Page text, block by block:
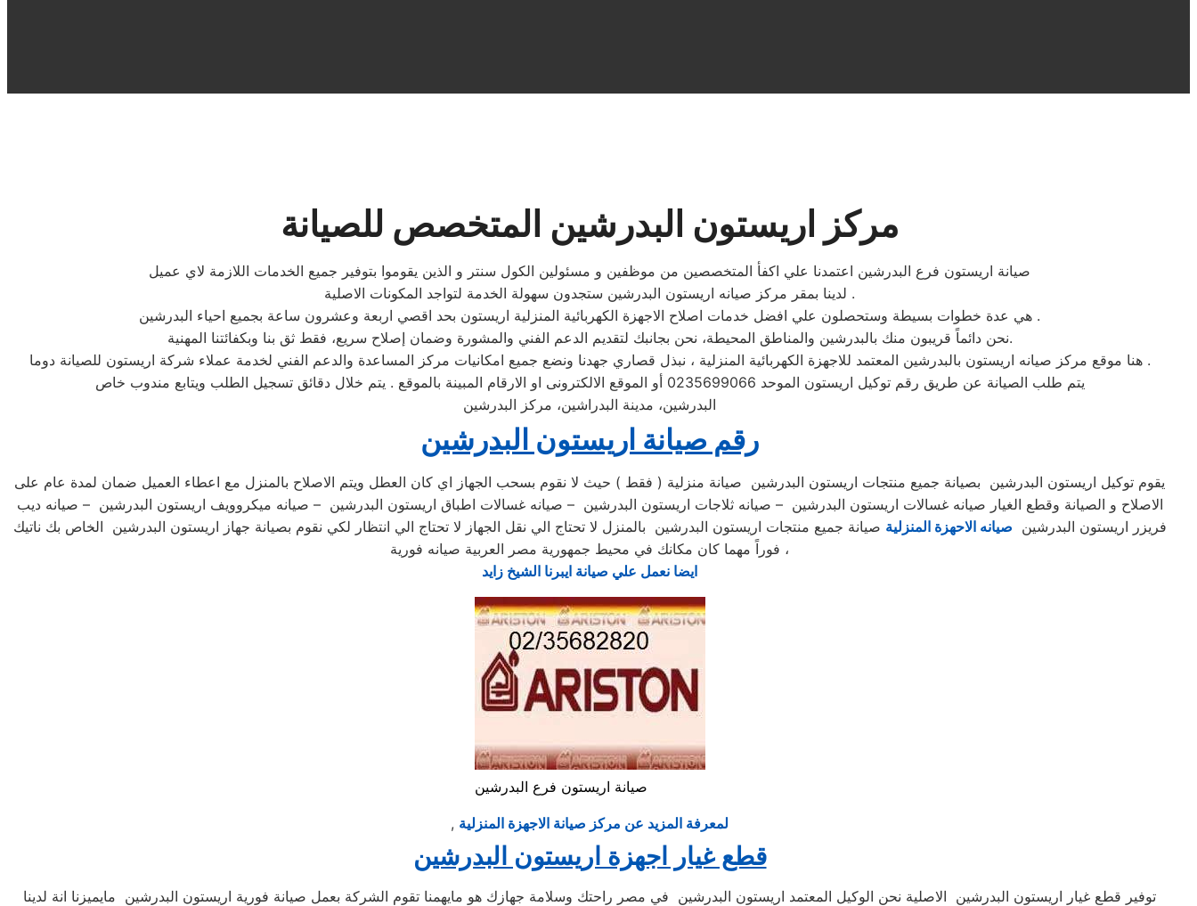
مركز اريستون البدرشين المتخصص للصيانة
صيانة اريستون فرع البدرشين اعتمدنا علي اكفأ المتخصصين من موظفين و مسئولين الكول سنتر و الذين يقوموا بتوفير جميع الخدمات اللازمة لاي عميل
لدينا بمقر مركز صيانه اريستون البدرشين ستجدون سهولة الخدمة لتواجد المكونات الاصلية .
هي عدة خطوات بسيطة وستحصلون علي افضل خدمات اصلاح الاجهزة الكهربائية المنزلية اريستون بحد اقصي اربعة وعشرون ساعة بجميع احياء البدرشين .
نحن دائماً قريبون منك بالبدرشين والمناطق المحيطة، نحن بجانبك لتقديم الدعم الفني والمشورة وضمان إصلاح سريع، فقط ثق بنا وبكفائتنا المهنية.
هنا موقع مركز صيانه اريستون بالبدرشين المعتمد للاجهزة الكهربائية المنزلية ، نبذل قصاري جهدنا ونضع جميع امكانيات مركز المساعدة والدعم الفني لخدمة عملاء شركة اريستون للصيانة دوما .
يتم طلب الصيانة عن طريق رقم توكيل اريستون الموحد 0235699066 أو الموقع الالكترونى او الارقام المبينة بالموقع . يتم خلال دقائق تسجيل الطلب ويتابع مندوب خاص
البدرشين، مدينة البدراشين، مركز البدرشين
رقم صيانة اريستون البدرشين
يقوم توكيل اريستون البدرشين بصيانة جميع منتجات اريستون البدرشين صيانة منزلية ( فقط ) حيث لا نقوم بسحب الجهاز اي كان العطل ويتم الاصلاح بالمنزل مع اعطاء العميل ضمان لمدة عام على
الاصلاح و الصيانة وقطع الغيار صيانه غسالات اريستون البدرشين – صيانه ثلاجات اريستون البدرشين – صيانه غسالات اطباق اريستون البدرشين – صيانه ميكروويف اريستون البدرشين – صيانه ديب
فريزر اريستون البدرشين صيانه الاحهزة المنزلية صيانة جميع منتجات اريستون البدرشين بالمنزل لا تحتاج الي نقل الجهاز لا تحتاج الي انتظار لكي نقوم بصيانة جهاز اريستون البدرشين الخاص بك ناتيك
فوراً مهما كان مكانك في محيط جمهورية مصر العربية صيانه فورية ،
ايضا نعمل علي صيانة ايبرنا الشيخ زايد
صيانة اريستون فرع البدرشين
, لمعرفة المزيد عن مركز صيانة الاجهزة المنزلية
قطع غيار اجهزة اريستون البدرشين
توفير قطع غيار اريستون البدرشين الاصلية نحن الوكيل المعتمد اريستون البدرشين في مصر راحتك وسلامة جهازك هو مايهمنا تقوم الشركة بعمل صيانة فورية اريستون البدرشين مايميزنا انة لدينا